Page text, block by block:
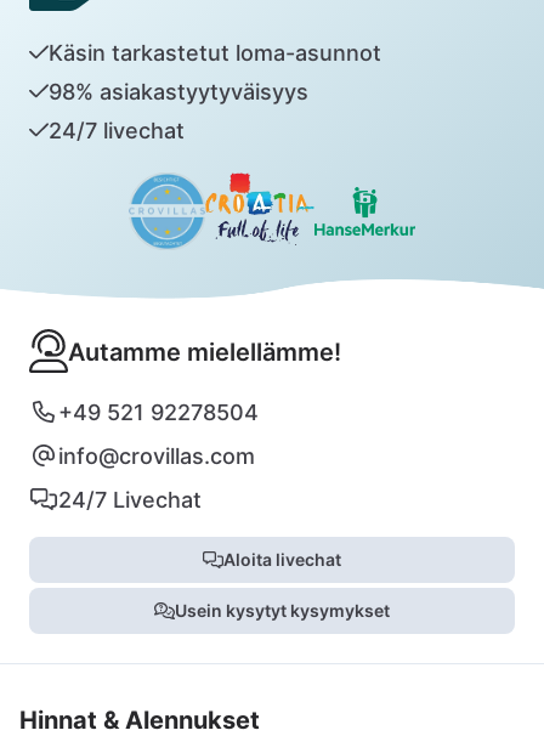
Käsin tarkastetut loma-asunnot
98% asiakastyytyväisyys
24/7 livechat
Autamme mielellämme!
+49 521 92278504
info@crovillas.com
24/7 Livechat
Aloita livechat
Usein kysytyt kysymykset
Hinnat & Alennukset